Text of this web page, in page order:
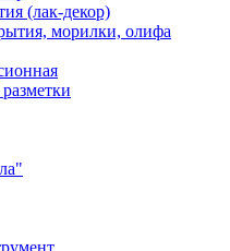
(лак-декор)
морилки, олифа